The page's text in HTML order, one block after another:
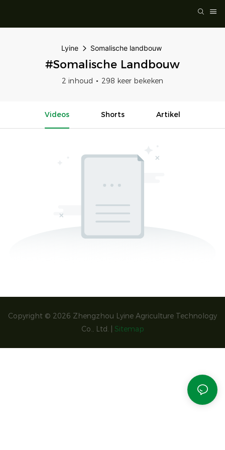
Lyine Somalische landbouw
#Somalische Landbouw
2 inhoud 298 keer bekeken
Videos Shorts Artikel
Copyright © 2026 Zhengzhou Lyine Agriculture Technology
Co., Ltd. |
Sitemap